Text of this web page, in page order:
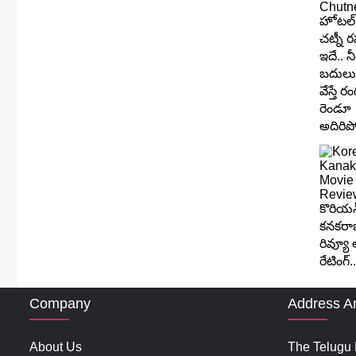
Company
About Us
Address
The